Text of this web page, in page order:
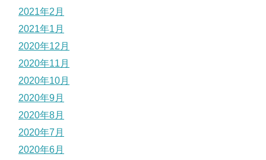
2021年2月
2021年1月
2020年12月
2020年11月
2020年10月
2020年9月
2020年8月
2020年7月
2020年6月